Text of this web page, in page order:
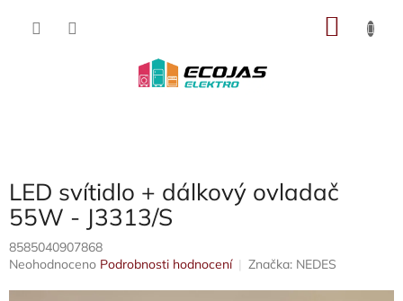
LED svítidlo + dálkový ovladač
55W - J3313/S
8585040907868
Průměrné
Neohodnoceno Podrobnosti hodnocení Značka: NEDES